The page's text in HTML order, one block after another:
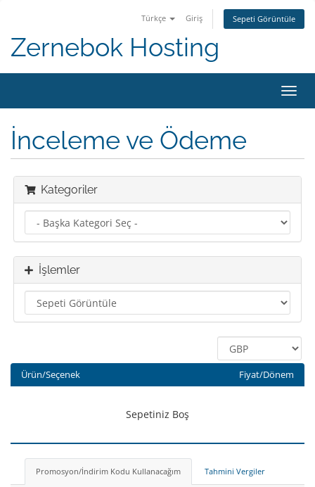
Türkçe Giriş Sepeti Görüntüle
Zernebok Hosting
İnceleme ve Ödeme
Kategoriler
İşlemler
Ürün/Seçenek Fiyat/Dönem
Sepetiniz Boş
Promosyon/İndirim Kodu Kullanacağım Tahmini Vergiler